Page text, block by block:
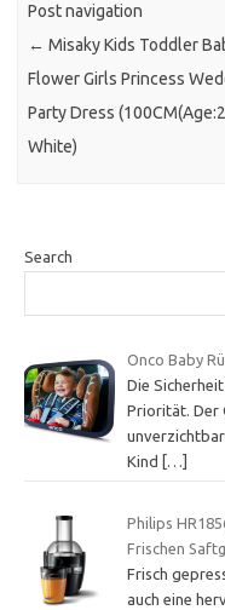
Post navigation
← Misaky Kids Toddler
Flower Girls Princess
Party Dress
White)
Search
Onco Baby
Die
Priorität. Der
Kind […]
Philips
Frischen
Frisch
auch eine